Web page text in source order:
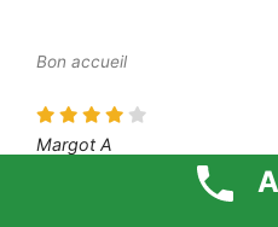
Bon accueil
Margot A